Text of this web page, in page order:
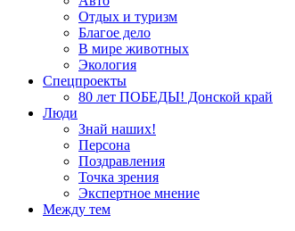
Отдых и туризм
Благое дело
В мире животных
Экология
Спецпроекты
80 лет ПОБЕДЫ! Донской край
Люди
Знай наших!
Персона
Поздравления
Точка зрения
Экспертное мнение
Между тем